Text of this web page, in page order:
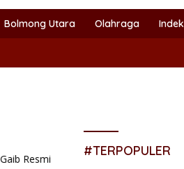
Bolmong Utara Olahraga
#TERPOPULER